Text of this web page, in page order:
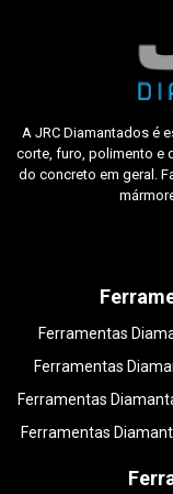
A JRC Diamantados é
corte, furo, polimento e
do concreto em geral.
Ferramentas
Ferramentas
Ferramentas
Ferramentas